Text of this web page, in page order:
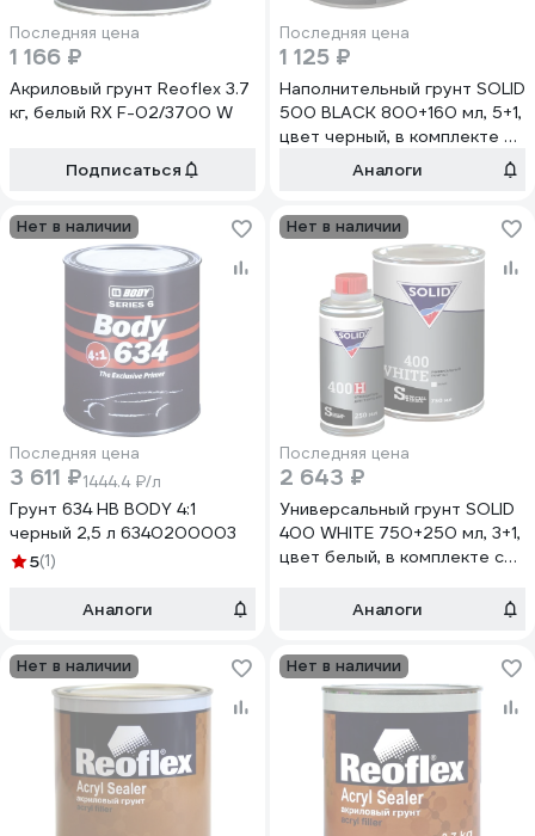
Последняя цена
1 166 ₽
Акриловый грунт Reoflex 3.7
кг, белый RX F-02/3700 W
Подписаться
Последняя цена
1 125 ₽
Наполнительный грунт SOLID
500 BLACK 800+160 мл, 5+1,
цвет черный, в комплекте с
отвердителем 501.08152.2
Аналоги
Нет в наличии
Последняя цена
3 611 ₽1444.4 ₽/л
Грунт 634 HB BODY 4:1
черный 2,5 л 6340200003
5(1)
Аналоги
Нет в наличии
Последняя цена
2 643 ₽
Универсальный грунт SOLID
400 WHITE 750+250 мл, 3+1,
цвет белый, в комплекте с
Аналоги
Нет в наличии Нет в наличии